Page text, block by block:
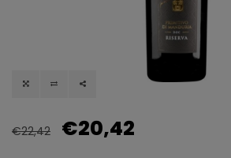
€22,42 €20,42